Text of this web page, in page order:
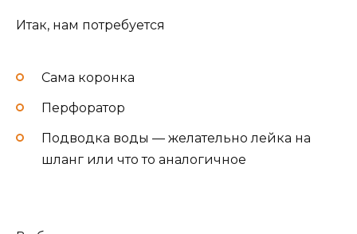
Итак, нам потребуется
Сама коронка
Перфоратор
Подводка воды — желательно лейка на
шланг или что то аналогичное